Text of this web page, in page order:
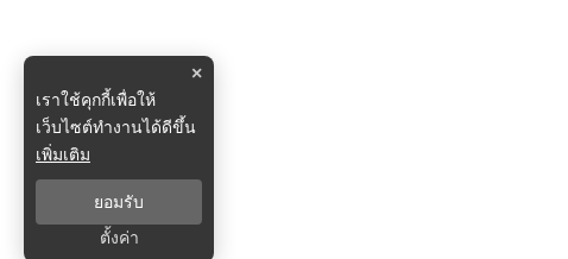
×
เราใช้คุกกี้เพื่อให้
เว็บไซต์ทำงานได้ดีขึ้น
เพิ่มเติม
ยอมรับ
ตั้งค่า